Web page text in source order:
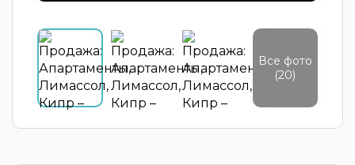
Все фото
(20)